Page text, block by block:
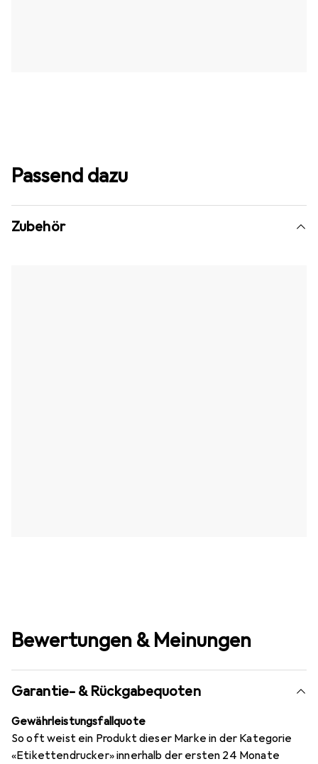
Passend dazu
Zubehör
Bewertungen & Meinungen
Garantie- & Rückgabequoten
Gewährleistungsfallquote
So oft weist ein Produkt dieser Marke in der Kategorie
«Etikettendrucker» innerhalb der ersten 24 Monate